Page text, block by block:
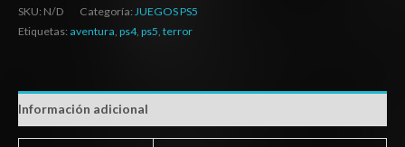
SKU: N/D Categoría: JUEGOS PS5
Etiquetas: aventura, ps4, ps5, terror
Información adicional